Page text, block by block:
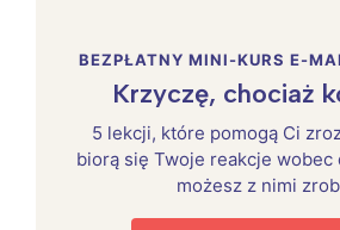
BEZPŁATNY MINI-KURS E-
Krzyczę, chociaż
5 lekcji, które pomogą Ci
biorą się Twoje reakcje
możesz z nimi